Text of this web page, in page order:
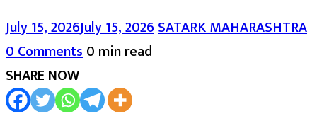
July 15, 2026July 15, 2026SATARK MAHARASHTRA
0 Comments0 min read
SHARE NOW